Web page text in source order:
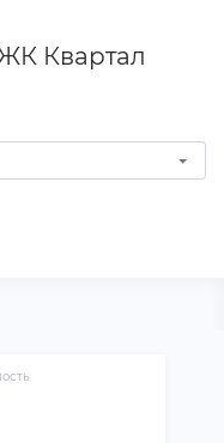
Квартал